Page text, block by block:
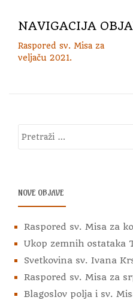
NAVIGACIJA
Raspored sv. Misa za
veljaču 2021.
NOVE OBJAVE
Raspored sv. Misa za
Ukop zemnih ostataka
Svetkovina sv. Ivana
Raspored sv. Misa za
Blagoslov polja i sv.